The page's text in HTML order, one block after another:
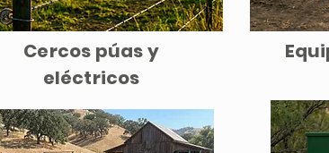
Cercos púas y
eléctricos